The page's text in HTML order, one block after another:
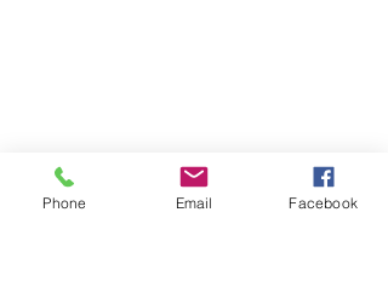
Phone Email Facebook